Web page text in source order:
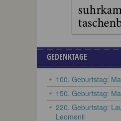
GEDENKTAGE
100. Geburtstag:
150. Geburtstag:
220. Geburtstag:
Leomenil